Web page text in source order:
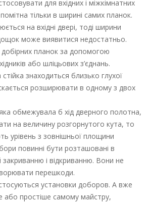
для вхідних і міжкімнатних
тільки в ширині самих планок.
на вхідні двері, тоді ширини
може виявитися недостатньо.
добірних планок за допомогою
або шліцьових з’єднань.
знаходиться близько глухої
розширювати в одному з двох
обмежувала б хід дверного полотна,
на величину розгорнутого кута, то
урівень з зовнішньої площини
повинні бути розташовані в
закриванню і відкриванню. Вони не
перешкоди.
установки доборов. А вже
або простіше самому майстру,